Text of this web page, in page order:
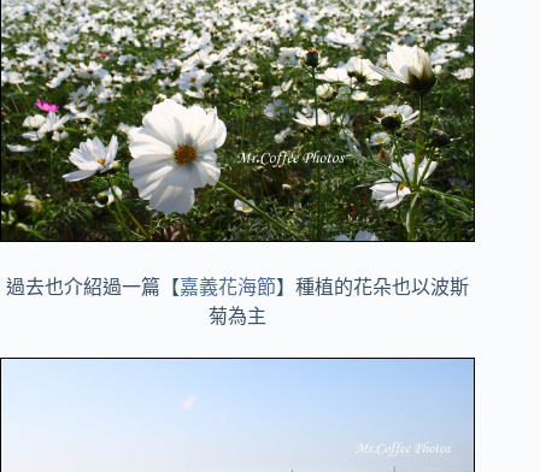
過去也介紹過一篇【嘉義花海節】種植的花朵也以波斯
菊為主